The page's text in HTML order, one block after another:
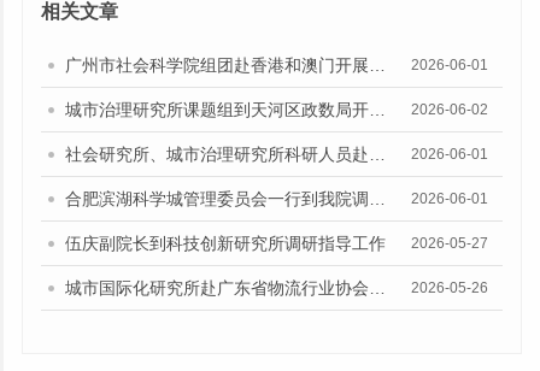
相关文章
广州市社会科学院组团赴香港和澳门开展学术交流和专题调研 2026-06-01
城市治理研究所课题组到天河区政数局开展专题调研 2026-06-02
社会研究所、城市治理研究所科研人员赴中匠福健康管理有限公司调研 2026-06-01
合肥滨湖科学城管理委员会一行到我院调研座谈 2026-06-01
伍庆副院长到科技创新研究所调研指导工作 2026-05-27
城市国际化研究所赴广东省物流行业协会开展专题调研 2026-05-26